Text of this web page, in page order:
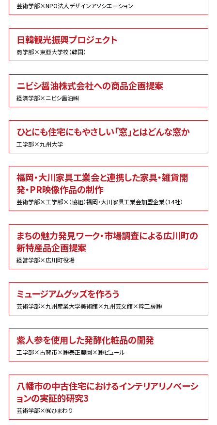
芸術学部×NPO法人デザインアソシエーション
日韓観光振興プロジェクト
商学部×東亜大学校（韓国）
ニビシ醤油株式会社への商品企画提案
経済学部×ニビシ醤油㈱
ひとにも住宅にもやさしい「窓」とはどんな窓か
工学部×九州大学
福岡・大川家具工業会と連携した家具・雑貨開
発・PR映像作品の制作
芸術学部×工学部×（協組）福岡・大川家具工業会加盟企業（14社）
まちの魅力発見ワーク・市場調査による広川町の
新特産品企画提案
経営学部×広川町役場
ミュージアムグッズを作ろう
芸術学部×九州産業大学美術館×九州芸文館×粋工房㈱
紫人参を使用した発酵化粧品の開発
工学部×古賀市×㈱泰正農園×㈱ピュール
八幡市の中古住宅におけるインテリアリノベーシ
ョンの実証的研究3
芸術学部×㈲ひまわり